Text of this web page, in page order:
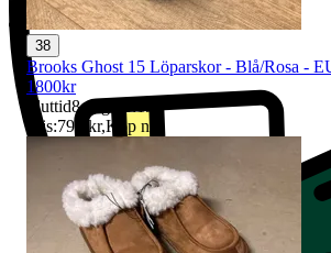
38
Brooks Ghost 15 Löparskor - Blå/Rosa -
1800kr
Sluttid8 aug 20:15
Pris:799 kr,Köp nu